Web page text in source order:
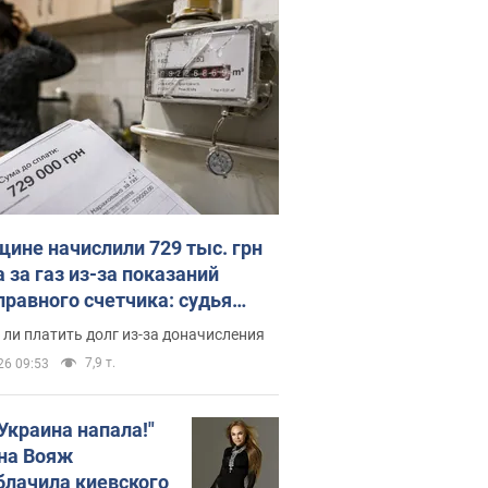
начислили 729 тыс. грн
за газ из-за показаний
счетчика: судья
неожиданное решение
платить долг из-за доначисления
09:53 7,9 т.
напала!"
Вояж
киевского